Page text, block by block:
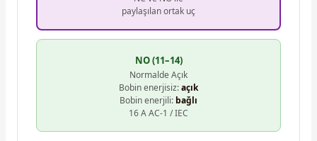
paylaşılan ortak uç
NO (11–14)
Normalde Açık
Bobin enerjisiz:açık
Bobin enerjili: bağlı
16 A AC-1 / IEC